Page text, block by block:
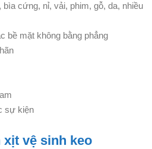
cứng, nỉ, vải, phim, gỗ, da, nhiều
bề mặt không bằng phẳng
sự kiện
vệ sinh keo